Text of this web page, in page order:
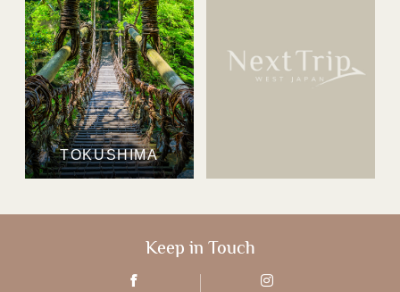
TOKUSHIMA
Keep in Touch